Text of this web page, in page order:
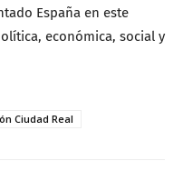
España en este
económica, social y
Ciudad Real